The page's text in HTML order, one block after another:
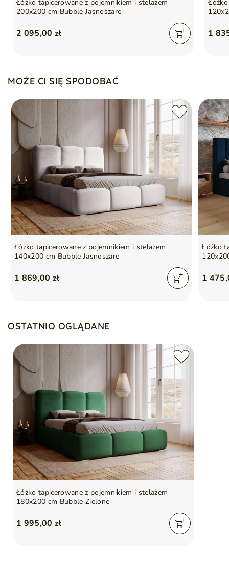
Łóżko tapicerowane z pojemnikiem i stelażem
200x200 cm Bubble Jasnoszare
2 095,00 zł 1
MOŻE CI SIĘ SPODOBAĆ
Łóżko tapicerowane z pojemnikiem i stelażem
140x200 cm Bubble Jasnoszare
1 869,00 zł
Łóżko
1
OSTATNIO OGLĄDANE
Łóżko tapicerowane z pojemnikiem i stelażem
180x200 cm Bubble Zielone
1 995,00 zł